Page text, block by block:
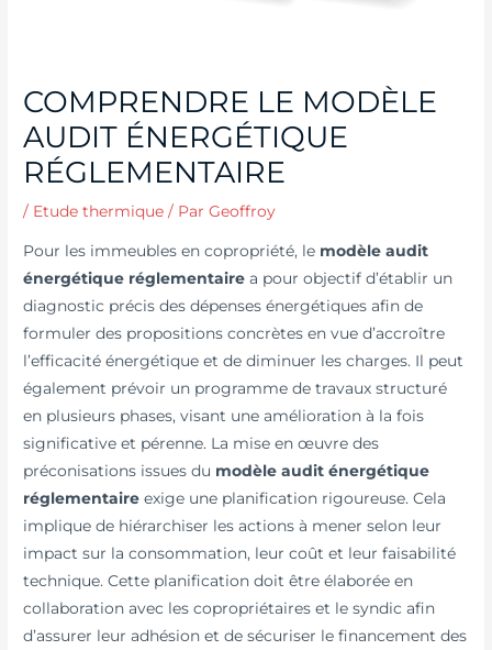
COMPRENDRE LE MODÈLE
AUDIT ÉNERGÉTIQUE
RÉGLEMENTAIRE
/ Etude thermique / ParGeoffroy
Pour les immeubles en copropriété, le modèle audit
énergétique réglementaire a pour objectif d’établir un
diagnostic précis des dépenses énergétiques afin de
formuler des propositions concrètes en vue d’accroître
l’efficacité énergétique et de diminuer les charges. Il peut
également prévoir un programme de travaux structuré
en plusieurs phases, visant une amélioration à la fois
significative et pérenne. La mise en œuvre des
préconisations issues du modèle audit énergétique
réglementaire exige une planification rigoureuse. Cela
implique de hiérarchiser les actions à mener selon leur
impact sur la consommation, leur coût et leur faisabilité
technique. Cette planification doit être élaborée en
collaboration avec les copropriétaires et le syndic afin
d’assurer leur adhésion et de sécuriser le financement des